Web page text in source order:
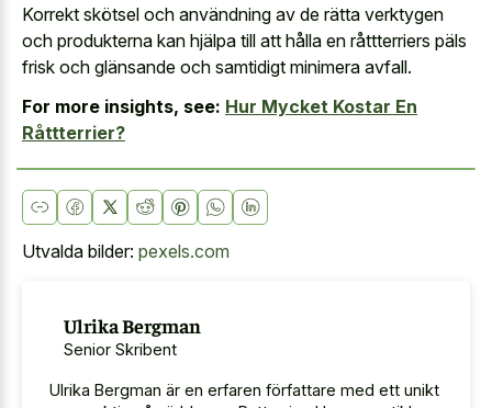
Korrekt skötsel och användning av de rätta verktygen
och produkterna kan hjälpa till att hålla en råttterriers päls
frisk och glänsande och samtidigt minimera avfall.
For more insights, see: Hur Mycket Kostar En
Råttterrier?
Utvalda bilder: pexels.com
Ulrika Bergman
Senior Skribent
Ulrika Bergman är en erfaren författare med ett unikt